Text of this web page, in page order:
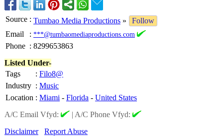
Source : Tumbao Media Productions »
Follow
Email
: ***@tumbaomediaproductions.com
Phone : 8299653863
Listed Under-
Tags
: Filo8@
Industry : Music
Location : Miami - Florida - United States
A/C Email Vfyd:
| A/C Phone Vfyd:
Disclaimer
Report Abuse